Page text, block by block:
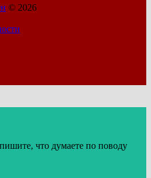
© 2026
что думаете по поводу